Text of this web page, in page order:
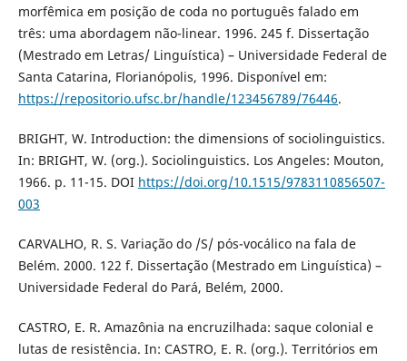
morfêmica em posição de coda no português falado em
três: uma abordagem não-linear. 1996. 245 f. Dissertação
(Mestrado em Letras/ Linguística) – Universidade Federal de
Santa Catarina, Florianópolis, 1996. Disponível em:
https://repositorio.ufsc.br/handle/123456789/76446.
BRIGHT, W. Introduction: the dimensions of sociolinguistics.
In: BRIGHT, W. (org.). Sociolinguistics. Los Angeles: Mouton,
1966. p. 11-15. DOI https://doi.org/10.1515/9783110856507-
003
CARVALHO, R. S. Variação do /S/ pós-vocálico na fala de
Belém. 2000. 122 f. Dissertação (Mestrado em Linguística) –
Universidade Federal do Pará, Belém, 2000.
CASTRO, E. R. Amazônia na encruzilhada: saque colonial e
lutas de resistência. In: CASTRO, E. R. (org.). Territórios em